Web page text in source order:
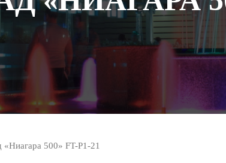
«Ниагара 500» FT-Р1-21